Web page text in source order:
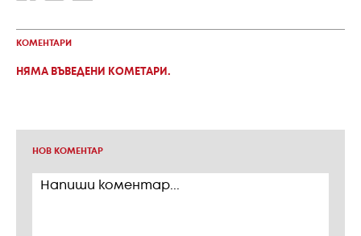
КОМЕНТАРИ
НЯМА ВЪВЕДЕНИ КОМЕТАРИ.
НОВ КОМЕНТАР